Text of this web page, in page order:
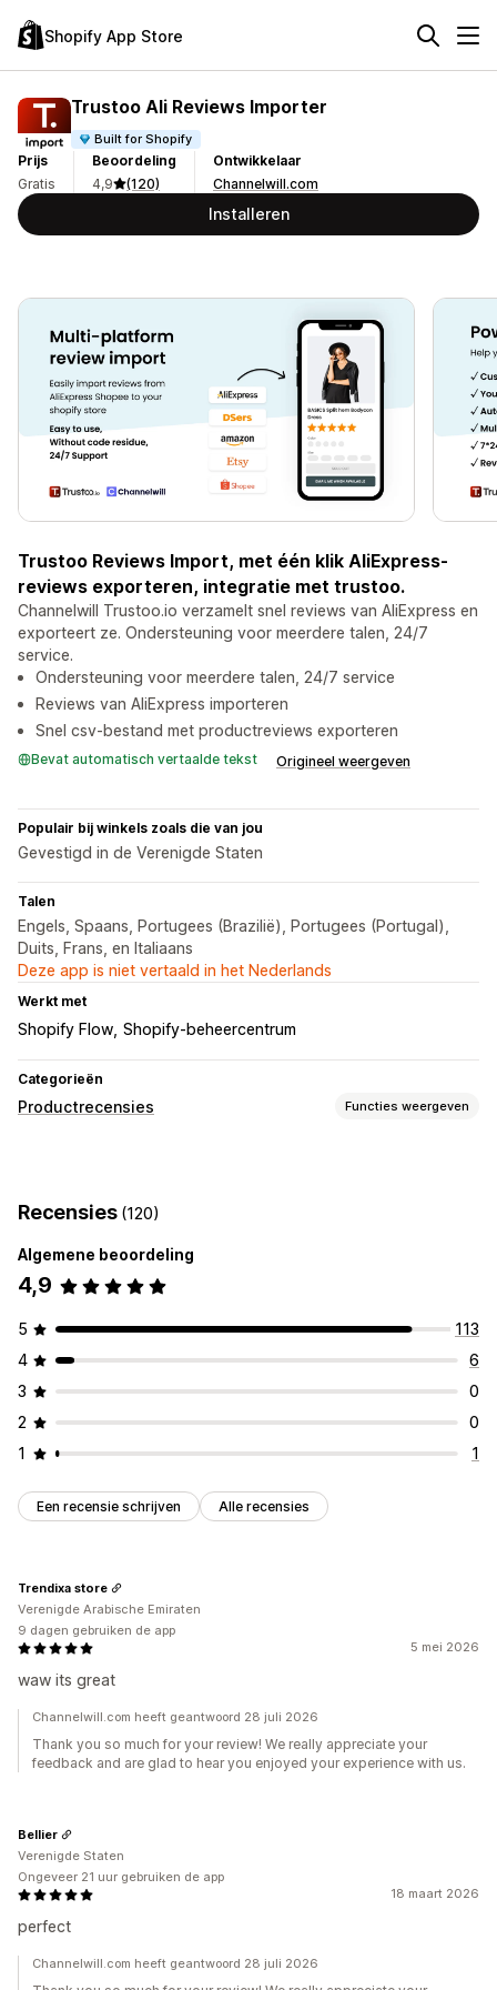
Shopify App Store
Trustoo Ali Reviews Importer
Built for Shopify
Prijs
Gratis
Beoordeling
4,9
(120)
Ontwikkelaar
Channelwill.com
Installeren
Trustoo Reviews Import, met één klik AliExpress-
reviews exporteren, integratie met trustoo.
Channelwill Trustoo.io verzamelt snel reviews van AliExpress en
exporteert ze. Ondersteuning voor meerdere talen, 24/7
service.
Ondersteuning voor meerdere talen, 24/7 service
Reviews van AliExpress importeren
Snel csv-bestand met productreviews exporteren
Bevat automatisch vertaalde tekst Origineel weergeven
Populair bij winkels zoals die van jou
Gevestigd in de Verenigde Staten
Talen
Engels, Spaans, Portugees (Brazilië), Portugees (Portugal),
Duits, Frans, en Italiaans
Deze app is niet vertaald in het Nederlands
Werkt met
Shopify Flow Shopify-beheercentrum
Categorieën
Productrecensies Functies weergeven
Importeren en exporteren
Recensies (120)
Algemene beoordeling
4,9
5
113
4
6
3
0
2
0
1
1
Een recensie schrijven Alle recensies
5 mei 2026
waw its great
Trendixa store
Verenigde Arabische Emiraten
9 dagen gebruiken de app
Channelwill.com heeft geantwoord 28 juli 2026
Thank you so much for your review! We really appreciate your
feedback and are glad to hear you enjoyed your experience with us.
18 maart 2026
perfect
Bellier
Verenigde Staten
Ongeveer 21 uur gebruiken de app
Channelwill.com heeft geantwoord 28 juli 2026